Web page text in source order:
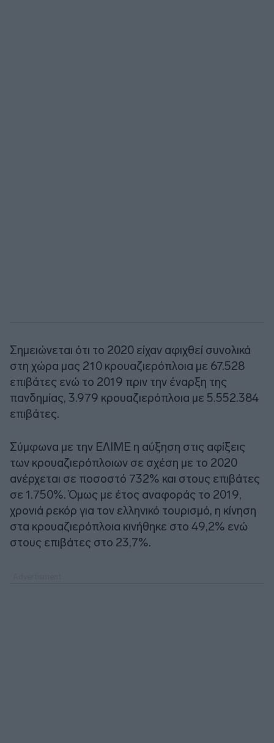
Σημειώνεται ότι το 2020 είχαν αφιχθεί συνολικά
στη χώρα μας 210 κρουαζιερόπλοια με 67.528
επιβάτες ενώ το 2019 πριν την έναρξη της
πανδημίας, 3.979 κρουαζιερόπλοια με 5.552.384
επιβάτες.
Σύμφωνα με την ΕΛΙΜΕ η αύξηση στις αφίξεις
των κρουαζιερόπλοιων σε σχέση με το 2020
ανέρχεται σε ποσοστό 732% και στους επιβάτες
σε 1.750%. Όμως με έτος αναφοράς το 2019,
χρονιά ρεκόρ για τον ελληνικό τουρισμό, η κίνηση
στα κρουαζιερόπλοια κινήθηκε στο 49,2% ενώ
στους επιβάτες στο 23,7%.